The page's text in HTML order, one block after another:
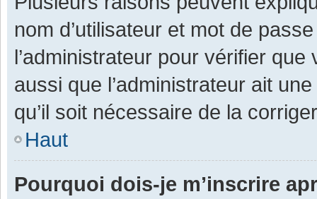
nom d’utilisateur et mot de
l’administrateur pour vérifier
aussi que l’administrateur ait
qu’il soit nécessaire de la
Haut
Pourquoi dois-je m’inscrire